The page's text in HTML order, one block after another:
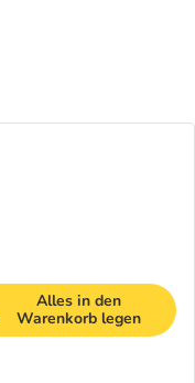
Alles in den
Warenkorb legen